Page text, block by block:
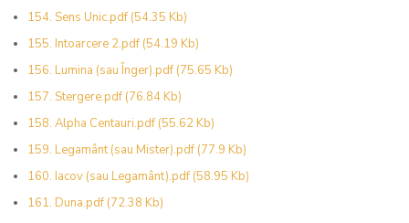
154. Sens Unic.pdf (54.35 Kb)
155. Intoarcere 2.pdf (54.19 Kb)
156. Lumina (sau Înger).pdf (75.65 Kb)
157. Stergere.pdf (76.84 Kb)
158. Alpha Centauri.pdf (55.62 Kb)
159. Legamânt (sau Mister).pdf (77.9 Kb)
160. Iacov (sau Legamânt).pdf (58.95 Kb)
161. Duna.pdf (72.38 Kb)